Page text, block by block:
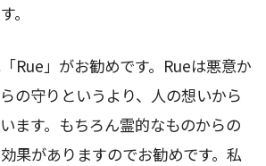
。
Rue」がお勧めです。Rueは悪意か
の守りというより、人の想いから
ます。もちろん霊的なものからの
果がありますのでお勧めです。私